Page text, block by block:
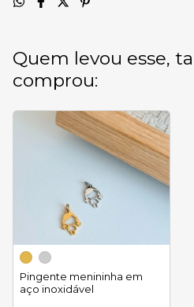
Quem levou esse,
comprou:
Pingente menininha em
aço inoxidável